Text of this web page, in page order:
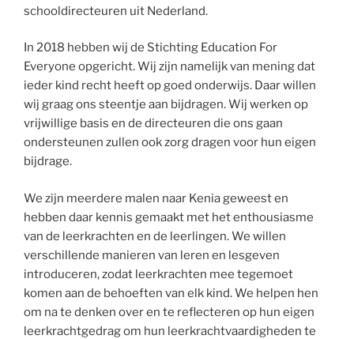
schooldirecteuren uit Nederland.
In 2018 hebben wij de Stichting Education For
Everyone opgericht. Wij zijn namelijk van mening dat
ieder kind recht heeft op goed onderwijs. Daar willen
wij graag ons steentje aan bijdragen. Wij werken op
vrijwillige basis en de directeuren die ons gaan
ondersteunen zullen ook zorg dragen voor hun eigen
bijdrage.
We zijn meerdere malen naar Kenia geweest en
hebben daar kennis gemaakt met het enthousiasme
van de leerkrachten en de leerlingen. We willen
verschillende manieren van leren en lesgeven
introduceren, zodat leerkrachten mee tegemoet
komen aan de behoeften van elk kind. We helpen hen
om na te denken over en te reflecteren op hun eigen
leerkrachtgedrag om hun leerkrachtvaardigheden te